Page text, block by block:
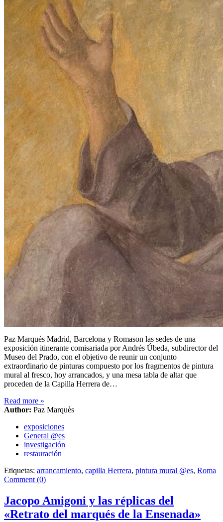
Paz Marqués Madrid, Barcelona y Romason las sedes de una
exposición itinerante comisariada por Andrés Úbeda, subdirector del
Museo del Prado, con el objetivo de reunir un conjunto
extraordinario de pinturas compuesto por los fragmentos de pintura
mural al fresco, hoy arrancados, y una mesa tabla de altar que
proceden de la Capilla Herrera de…
Read more »
Author: Paz Marquès
exposiciones
General @es
investigación
restauración
Etiquetas: arrancamiento, capilla Herrera, pintura mural @es, Roma
Comment (0)
Jacopo Amigoni y las réplicas del
«Retrato del marqués de la Ensenada»